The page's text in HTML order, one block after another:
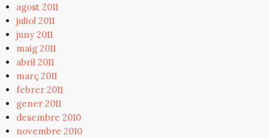
agost 2011
juliol 2011
juny 2011
maig 2011
abril 2011
març 2011
febrer 2011
gener 2011
desembre 2010
novembre 2010